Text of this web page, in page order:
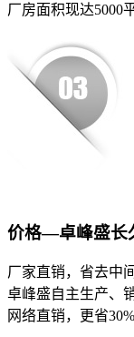
厂房面积现达5000
价格—卓峰盛长
厂家直销，省去中
卓峰盛自主生产、
网络直销，更省30%